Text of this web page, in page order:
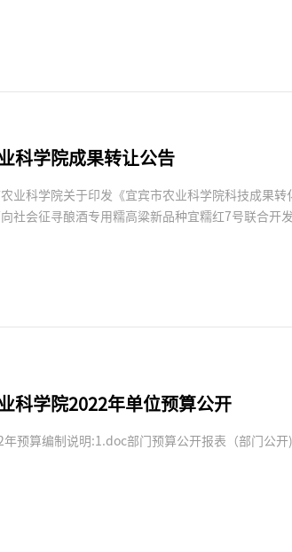
科学院成果转让公告
业科学院关于印发《宜宾市农业科学院科技成果
社会征寻酿酒专用糯高粱新品种宜糯红7号联合
科学院2022年单位预算公开
年预算编制说明:1.doc部门预算公开报表（部门公开